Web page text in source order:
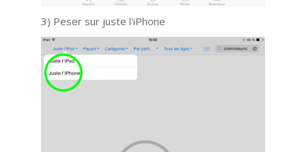
3) Peser sur juste l'iPhone